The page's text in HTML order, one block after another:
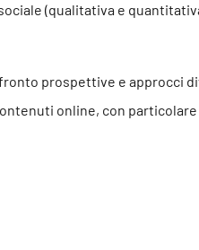
(qualitativa e
prospettive e approcci
online, con